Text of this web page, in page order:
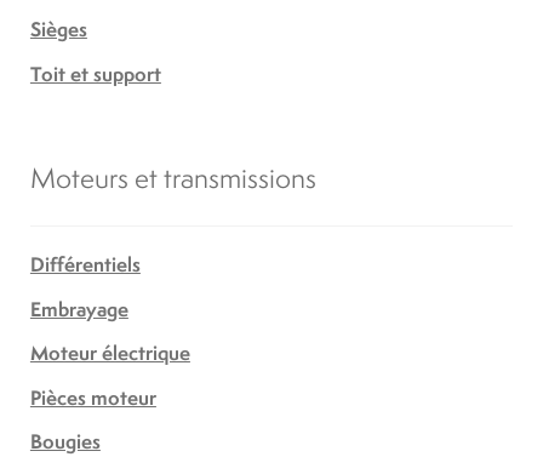
Sièges
Toit et support
Moteurs et transmissions
Différentiels
Embrayage
Moteur électrique
Pièces moteur
Bougies